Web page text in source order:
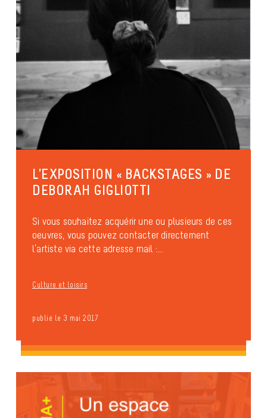
L’EXPOSITION « BACKSTAGES » DE
DEBORAH GIGLIOTTI
Si vous souhaitez acquérir une ou plusieurs de ces
oeuvres, vous pouvez contacter directement
l’artiste via cette adresse mail :...
Culture et loisirs
publié le 3 mai 2017